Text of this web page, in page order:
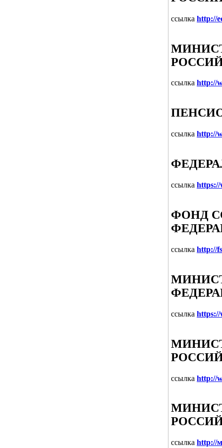
ссылка http://
ссылка http://
ссылка http://
ссылка https://
ФОНД
ссылка http://
ссылка
ссылка http://
ссылка http://